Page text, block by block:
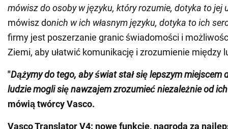
mówisz do osoby w języku, który rozumie, dotyka to jej
mówisz donich w ich własnym języku, dotyka to ich
firmy jest poszerzanie granic świadomości i
Ziemi, aby ułatwić komunikację i zrozumienie między
"Dążymy do tego, aby świat stał się lepszym miejscem
ludzie mogli się nawzajem zrozumieć niezależnie od
mówią twórcy Vasco.
Vasco Translator V4: nowe funkcje, nagroda za